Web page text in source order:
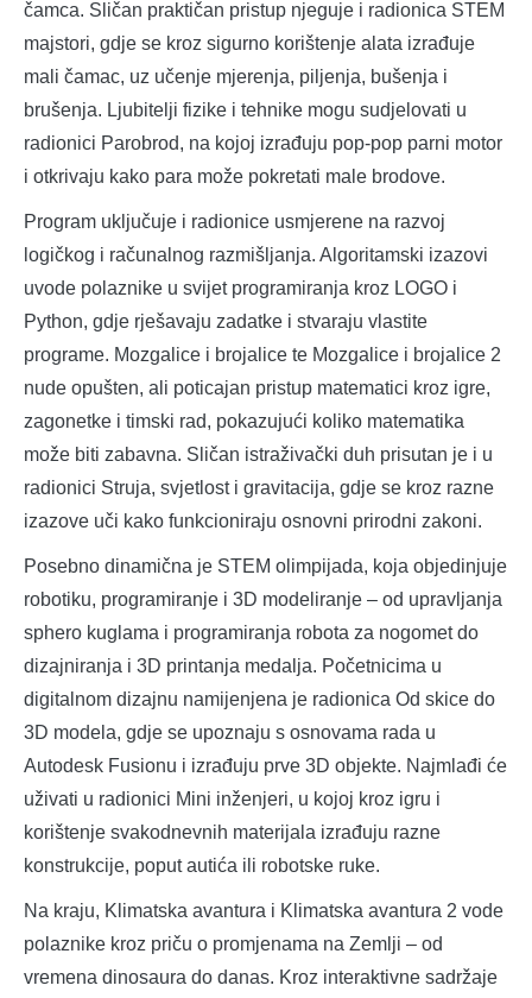
čamca. Sličan praktičan pristup njeguje i radionica STEM
majstori, gdje se kroz sigurno korištenje alata izrađuje
mali čamac, uz učenje mjerenja, piljenja, bušenja i
brušenja. Ljubitelji fizike i tehnike mogu sudjelovati u
radionici Parobrod, na kojoj izrađuju pop-pop parni motor
i otkrivaju kako para može pokretati male brodove.
Program uključuje i radionice usmjerene na razvoj
logičkog i računalnog razmišljanja. Algoritamski izazovi
uvode polaznike u svijet programiranja kroz LOGO i
Python, gdje rješavaju zadatke i stvaraju vlastite
programe. Mozgalice i brojalice te Mozgalice i brojalice 2
nude opušten, ali poticajan pristup matematici kroz igre,
zagonetke i timski rad, pokazujući koliko matematika
može biti zabavna. Sličan istraživački duh prisutan je i u
radionici Struja, svjetlost i gravitacija, gdje se kroz razne
izazove uči kako funkcioniraju osnovni prirodni zakoni.
Posebno dinamična je STEM olimpijada, koja objedinjuje
robotiku, programiranje i 3D modeliranje – od upravljanja
sphero kuglama i programiranja robota za nogomet do
dizajniranja i 3D printanja medalja. Početnicima u
digitalnom dizajnu namijenjena je radionica Od skice do
3D modela, gdje se upoznaju s osnovama rada u
Autodesk Fusionu i izrađuju prve 3D objekte. Najmlađi će
uživati u radionici Mini inženjeri, u kojoj kroz igru i
korištenje svakodnevnih materijala izrađuju razne
konstrukcije, poput autića ili robotske ruke.
Na kraju, Klimatska avantura i Klimatska avantura 2 vode
polaznike kroz priču o promjenama na Zemlji – od
vremena dinosaura do danas. Kroz interaktivne sadržaje